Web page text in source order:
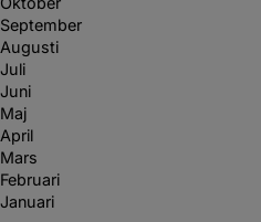
September
Augusti
Juli
Juni
Maj
April
Mars
Februari
Januari